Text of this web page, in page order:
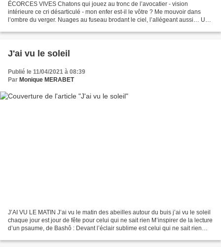
ÉCORCES VIVES Chatons qui jouez au tronc de l’avocatier - vision
intérieure ce cri désarticulé - mon enfer est-il le vôtre ? Me mouvoir dans
l’ombre du verger. Nuages au fuseau brodant le ciel, l’allégeant aussi… Un
J'ai vu le soleil
Publié le 11/04/2021 à 08:39
Par Monique MERABET
J’AI VU LE MATIN J’ai vu le matin des abeilles autour du buis j’ai vu le soleil
chaque jour est jour de fête pour celui qui ne sait rien M’inspirer de la lecture
d’un psaume, de Bashô : Devant l’éclair sublime est celui qui ne sait rien